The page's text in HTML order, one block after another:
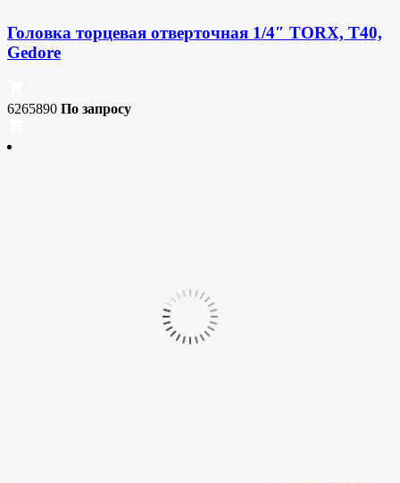
Головка торцевая отверточная 1/4″ TORX, T40,
Gedore
6265890 По запросу